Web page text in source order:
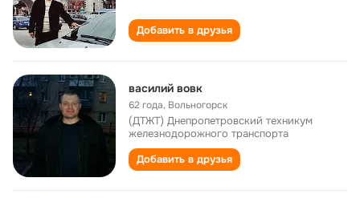
Добавить в друзья
василий вовк
62 года, Вольногорск
(ДТЖТ) Днепропетровский техникум
железнодорожного транспорта
Добавить в друзья